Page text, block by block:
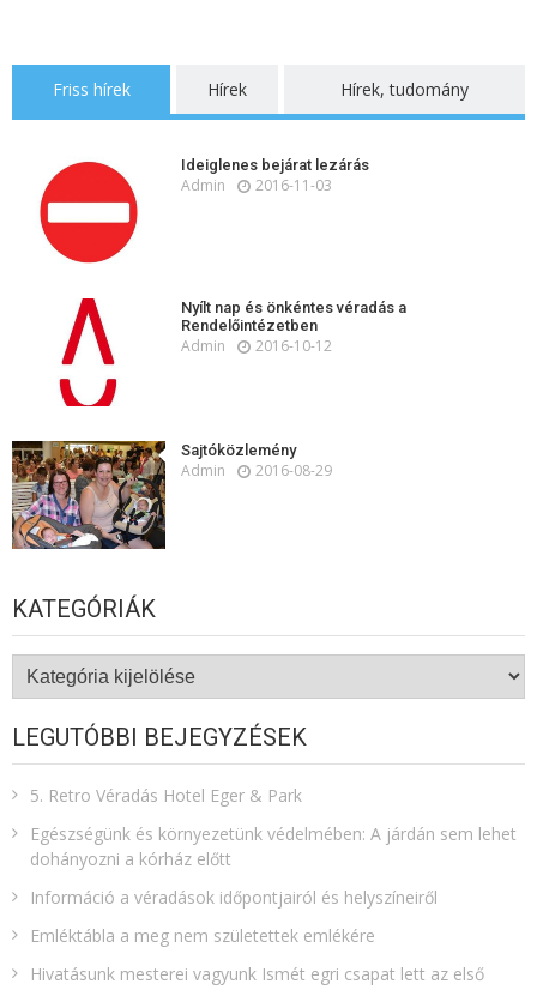
Friss hírek Hírek Hírek, tudomány
Ideiglenes bejárat lezárás
Admin 2016-11-03
Nyílt nap és önkéntes véradás a
Rendelőintézetben
Admin 2016-10-12
Sajtóközlemény
Admin 2016-08-29
KATEGÓRIÁK
Kategóriák
LEGUTÓBBI BEJEGYZÉSEK
5. Retro Véradás Hotel Eger & Park
Egészségünk és környezetünk védelmében: A járdán sem lehet
dohányozni a kórház előtt
Információ a véradások időpontjairól és helyszíneiről
Emléktábla a meg nem születettek emlékére​
Hivatásunk mesterei vagyunk Ismét egri csapat lett az első